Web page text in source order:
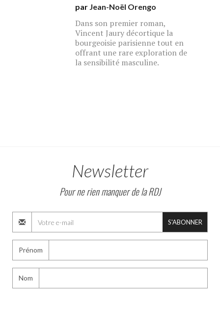
par Jean-Noël Orengo
Dans son premier roman,
Vincent Jaury décortique la
bourgeoisie parisienne tout en
offrant une rare exploration de
la sensibilité masculine.
Newsletter
Pour ne rien manquer de la RDJ
S'ABONNER
Prénom
Nom